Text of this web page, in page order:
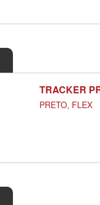
TRACKER
PRETO, FLEX